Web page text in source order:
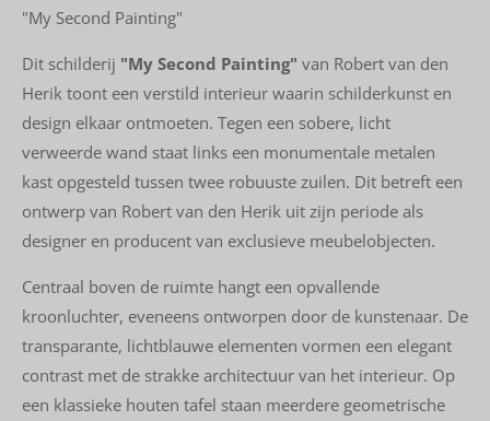
"My Second Painting"
Dit schilderij "My Second Painting" van Robert van den
Herik toont een verstild interieur waarin schilderkunst en
design elkaar ontmoeten. Tegen een sobere, licht
verweerde wand staat links een monumentale metalen
kast opgesteld tussen twee robuuste zuilen. Dit betreft een
ontwerp van Robert van den Herik uit zijn periode als
designer en producent van exclusieve meubelobjecten.
Centraal boven de ruimte hangt een opvallende
kroonluchter, eveneens ontworpen door de kunstenaar. De
transparante, lichtblauwe elementen vormen een elegant
contrast met de strakke architectuur van het interieur. Op
een klassieke houten tafel staan meerdere geometrische